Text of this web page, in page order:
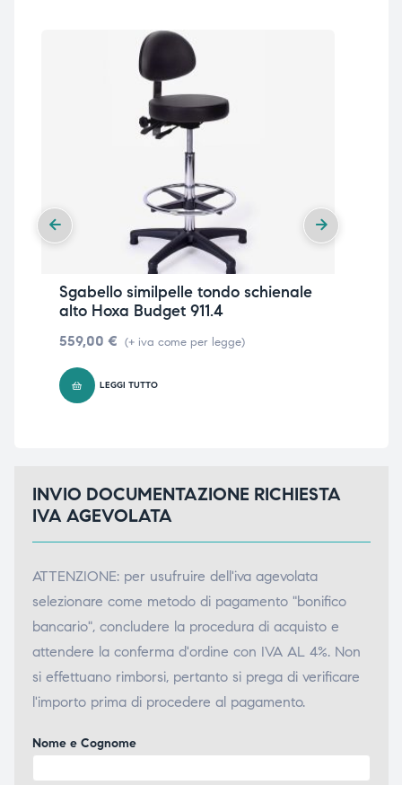
Sgabello similpelle tondo schienale
alto Hoxa Budget 911.4
559,00 € (+ iva come per legge)
LEGGI TUTTO
INVIO DOCUMENTAZIONE RICHIESTA
IVA AGEVOLATA
ATTENZIONE: per usufruire dell'iva agevolata
selezionare come metodo di pagamento "bonifico
bancario", concludere la procedura di acquisto e
attendere la conferma d'ordine con IVA AL 4%. Non
si effettuano rimborsi, pertanto si prega di verificare
l'importo prima di procedere al pagamento.
Nome e Cognome